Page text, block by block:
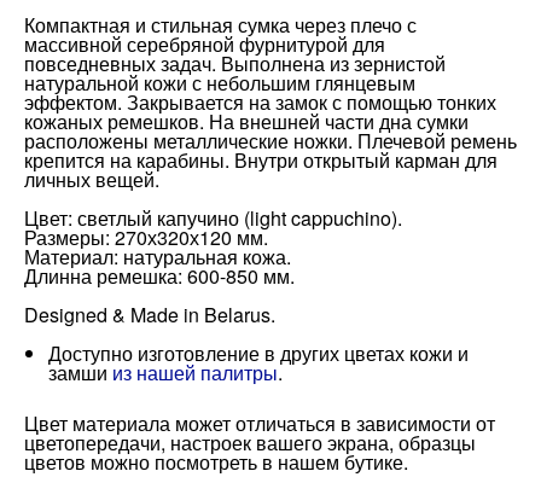
Компактная и стильная сумка через плечо с
массивной серебряной фурнитурой для
повседневных задач. Выполнена из зернистой
натуральной кожи с небольшим глянцевым
эффектом. Закрывается на замок с помощью тонких
кожаных ремешков. На внешней части дна сумки
расположены металлические ножки. Плечевой ремень
крепится на карабины. Внутри открытый карман для
личных вещей.
Цвет: светлый капучино (light cappuchino).
Размеры: 270х320х120 мм.
Материал: натуральная кожа.
Длинна ремешка: 600-850 мм.
Designed & Made in Belarus.
Доступно изготовление в других цветах кожи и
замши из нашей палитры.
Цвет материала может отличаться в зависимости от
цветопередачи, настроек вашего экрана, образцы
цветов можно посмотреть в нашем бутике.